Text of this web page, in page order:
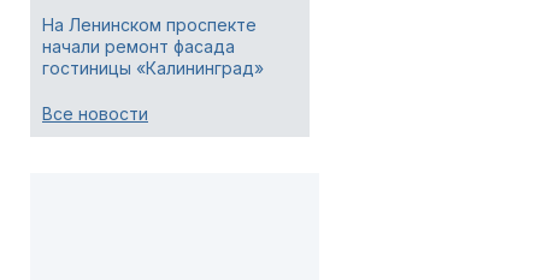
На Ленинском проспекте
начали ремонт фасада
гостиницы «Калининград»
Все новости